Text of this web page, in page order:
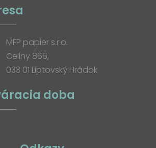
MFP papier s.r.o.
Celiny 866,
033 01 Liptovský Hrádok
doba